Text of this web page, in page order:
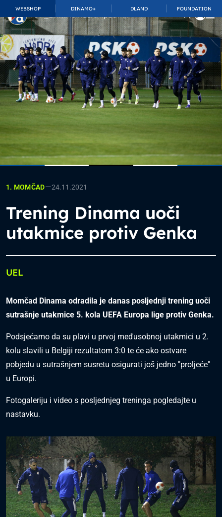
WEBSHOP DINAMO+ DLAND FOUNDATION
TOP_BAR.MembershipSuffix
1. MOMČAD—24.11.2021
Trening Dinama uoči
utakmice protiv Genka
UEL
Momčad Dinama odradila je danas posljednji trening uoči
sutrašnje utakmice 5. kola UEFA Europa lige protiv Genka.
Podsjećamo da su plavi u prvoj međusobnoj utakmici u 2.
kolu slavili u Belgiji rezultatom 3:0 te će ako ostvare
pobjedu u sutrašnjem susretu osigurati još jedno "proljeće"
u Europi.
Fotogaleriju i video s posljednjeg treninga pogledajte u
nastavku.